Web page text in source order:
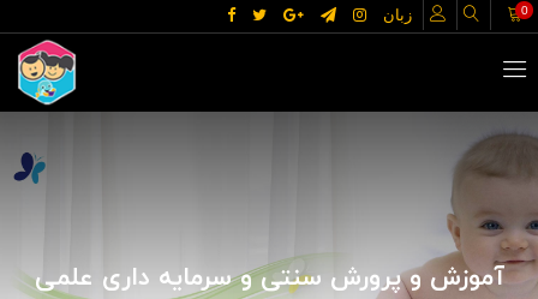
زبان 0
آموزش و پرورش سنتی و سرمایه داری علمی